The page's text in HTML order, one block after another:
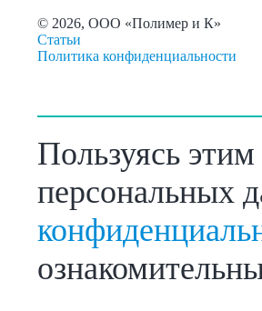
©2026, ООО «Полимер и К»
Статьи
Политика конфиденциальности
Пользуясь
персональных